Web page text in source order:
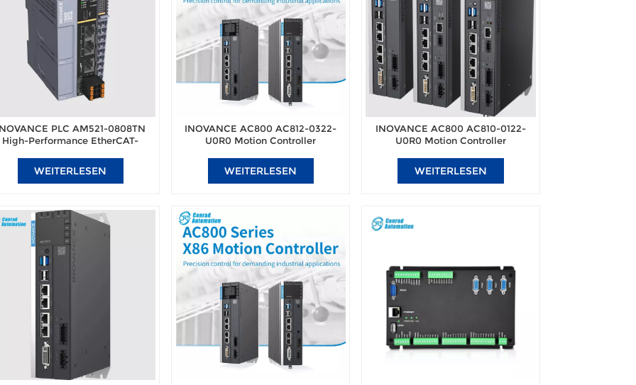
PLC AM521-0808TN
High-Performance EtherCAT-
WEITERLESEN
INOVANCE AC800 AC812-0322-
U0R0 Motion Controller
WEITERLESEN
INOVANCE AC800 AC810-0122-
U0R0 Motion Controller
WEITERLESEN